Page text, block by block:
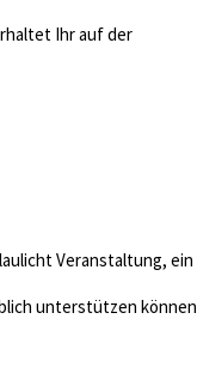
Ihr auf der
Veranstaltung,
unterstützen